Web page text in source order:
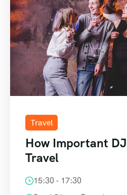
Travel
How Important
Travel
15:30 - 17:30